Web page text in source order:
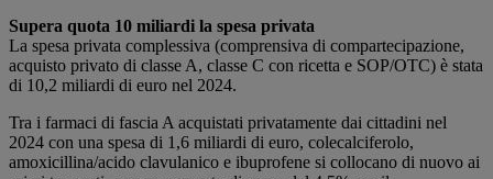
Supera quota 10 miliardi la spesa privata
La spesa privata complessiva (comprensiva di compartecipazione,
acquisto privato di classe A, classe C con ricetta e SOP/OTC) è stata
di 10,2 miliardi di euro nel 2024.
Tra i farmaci di fascia A acquistati privatamente dai cittadini nel
2024 con una spesa di 1,6 miliardi di euro, colecalciferolo,
amoxicillina/acido clavulanico e ibuprofene si collocano di nuovo ai